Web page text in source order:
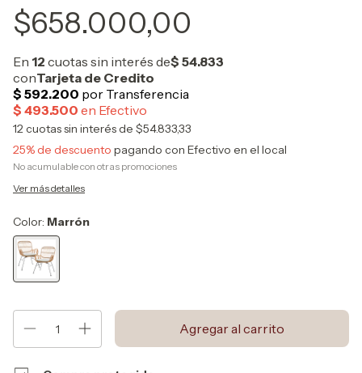
$658.000,00
12cuotas sin interés de $54.833,33
25% de descuento pagando con Efectivo en el local
No acumulable con otras promociones
Ver más detalles
Color: Marrón